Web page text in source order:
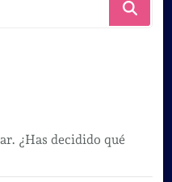
¿Has decidido qué